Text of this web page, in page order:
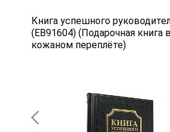
Книга успешного
(EB91604) (Подарочная книга в
кожаном переплёте)